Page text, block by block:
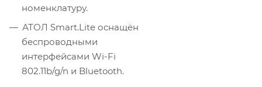
номенклатуру.
АТОЛ Smart.Lite оснащён
беспроводными
интерфейсами Wi-Fi
802.11b/g/n и Bluetooth.